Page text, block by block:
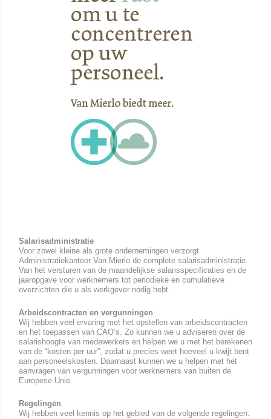
Salarisadministratie
Voor zowel kleine als grote ondernemingen verzorgt
Administratiekantoor Van Mierlo de complete salarisadministratie.
Van het versturen van de maandelijkse salarisspecificaties en de
jaaropgave voor werknemers tot periodieke en cumulatieve
overzichten die u als werkgever nodig hebt.
Arbeidscontracten en vergunningen
Wij hebben veel ervaring met het opstellen van arbeidscontracten
en het toepassen van CAO’s. Zo kunnen we u adviseren over de
salarishoogte van medewerkers en helpen we u met het berekenen
van de “kosten per uur”, zodat u precies weet hoeveel u kwijt bent
aan personeelskosten. Daarnaast kunnen we u helpen met het
aanvragen van vergunningen voor werknemers van buiten de
Europese Unie.
Regelingen
Wij hebben veel kennis op het gebied van de volgende regelingen: